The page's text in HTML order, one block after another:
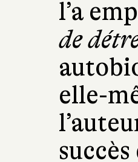
l’a
de
elle-